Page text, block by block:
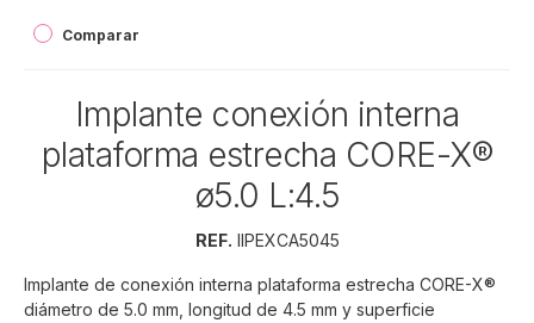
Comparar
Implante conexión interna
plataforma estrecha CORE-X®
ø5.0 L:4.5
REF. IIPEXCA5045
Implante de conexión interna plataforma estrecha CORE-X®
diámetro de 5.0 mm, longitud de 4.5 mm y superficie